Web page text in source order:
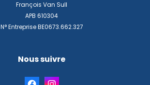
François Van Sull
APB 610304
N° Entreprise BE0673.662.327
Nous suivre